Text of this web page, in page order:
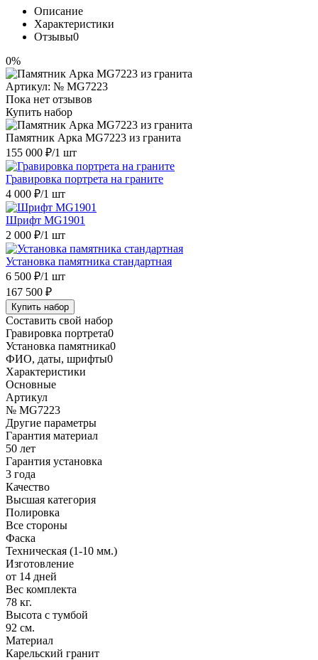
Описание
Характеристики
Отзывы0
0%
Артикул: № MG7223
Пока нет отзывов
Купить набор
Памятник Арка MG7223 из гранита
155 000 ₽/1 шт
Гравировка портрета на граните
4 000 ₽/1 шт
Шрифт MG1901
2 000 ₽/1 шт
Установка памятника стандартная
6 500 ₽/1 шт
167 500 ₽
Купить набор
Составить свой набор
Гравировка портрета0
Установка памятника0
ФИО, даты, шрифты0
Характеристики
Основные
Артикул
№ MG7223
Другие параметры
Гарантия материал
50 лет
Гарантия установка
3 года
Качество
Высшая категория
Полировка
Все стороны
Фаска
Техническая (1-10 мм.)
Изготовление
от 14 дней
Вес комплекта
78 кг.
Высота с тумбой
92 см.
Материал
Карельский гранит